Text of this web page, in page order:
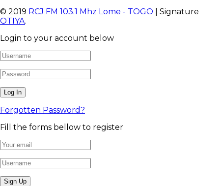
© 2019 RCJ FM 103.1 Mhz Lome - TOGO | Signature
OTIYA.
Login to your account below
Forgotten Password?
Fill the forms bellow to register